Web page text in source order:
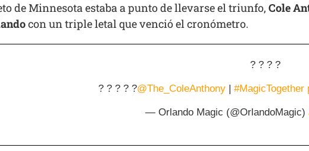
de Minnesota estaba a punto de llevarse el triunfo, Cole
con un triple letal que venció el cronómetro.
? ? ? ?
? ? ? ? ?@The_ColeAnthony #MagicTogether
— Orlando Magic (@OrlandoMagic)